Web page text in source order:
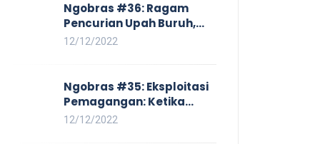
Ngobras #36: Ragam
Pencurian Upah Buruh,
Mulai Dari No Work No Pay
12/12/2022
Ngobras #35: Eksploitasi
Pemagangan: Ketika
Instituasi Pendidikan
12/12/2022